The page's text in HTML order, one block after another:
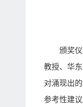
颁奖
教授、华
对涌现出
参考性建议